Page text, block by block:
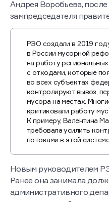
Андрея Воробьева, после
зампредседателя
РЭО создали в 2019
в России мусорной
на работу
с отходами, которые
во всех субъектах
контролируют вывоз,
мусора на местах.
критиковали работу
К примеру, Валентина
требовала усилить
потоками в этой
Новым руководителем
Ранее она занимала
административного